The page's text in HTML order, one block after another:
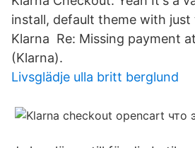
install, default theme with just
Klarna Re: Missing payment
(Klarna).
Livsglädje ulla britt berglund